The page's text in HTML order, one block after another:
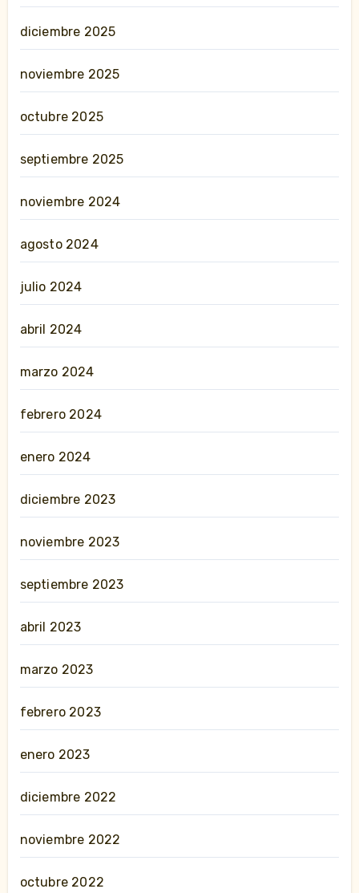
diciembre 2025
noviembre 2025
octubre 2025
septiembre 2025
noviembre 2024
agosto 2024
julio 2024
abril 2024
marzo 2024
febrero 2024
enero 2024
diciembre 2023
noviembre 2023
septiembre 2023
abril 2023
marzo 2023
febrero 2023
enero 2023
diciembre 2022
noviembre 2022
octubre 2022